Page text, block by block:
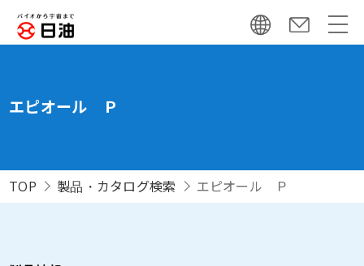
エピオール Ｐ
TOP 製品・カタログ検索 エピオール Ｐ